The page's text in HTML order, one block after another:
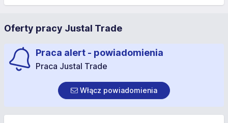
Oferty pracy Justal Trade
Praca alert - powiadomienia
Praca Justal Trade
Włącz powiadomienia